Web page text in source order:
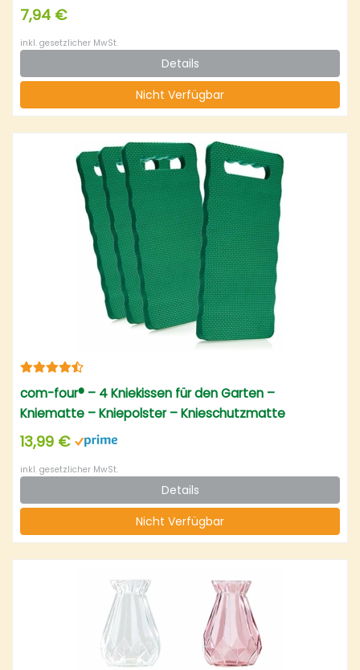
7,94 €
inkl. gesetzlicher MwSt.
Details
Nicht Verfügbar
com-four® – 4 Kniekissen für den Garten –
Kniematte – Kniepolster – Knieschutzmatte
wasserbeständig
13,99 €
inkl. gesetzlicher MwSt.
Details
Nicht Verfügbar